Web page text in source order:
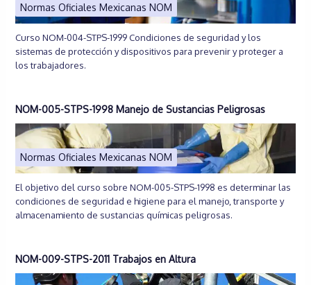
Normas Oficiales Mexicanas NOM
Curso NOM-004-STPS-1999 Condiciones de seguridad y los
sistemas de protección y dispositivos para prevenir y proteger a
los trabajadores.
NOM-005-STPS-1998 Manejo de Sustancias Peligrosas
Normas Oficiales Mexicanas NOM
El objetivo del curso sobre NOM-005-STPS-1998 es determinar las
condiciones de seguridad e higiene para el manejo, transporte y
almacenamiento de sustancias químicas peligrosas.
NOM-009-STPS-2011 Trabajos en Altura